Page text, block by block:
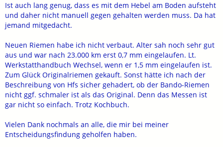
Ist auch lang genug, dass es mit dem Hebel am Boden aufsteht
und daher nicht manuell gegen gehalten werden muss. Da hat
jemand mitgedacht.
Neuen Riemen habe ich nicht verbaut. Alter sah noch sehr gut
aus und war nach 23.000 km erst 0,7 mm eingelaufen. Lt.
Werkstatthandbuch Wechsel, wenn er 1,5 mm eingelaufen ist.
Zum Glück Originalriemen gekauft. Sonst hätte ich nach der
Beschreibung von Hfs sicher gehadert, ob der Bando-Riemen
nicht ggf. schmaler ist als das Original. Denn das Messen ist
gar nicht so einfach. Trotz Kochbuch.
Vielen Dank nochmals an alle, die mir bei meiner
Entscheidungsfindung geholfen haben.